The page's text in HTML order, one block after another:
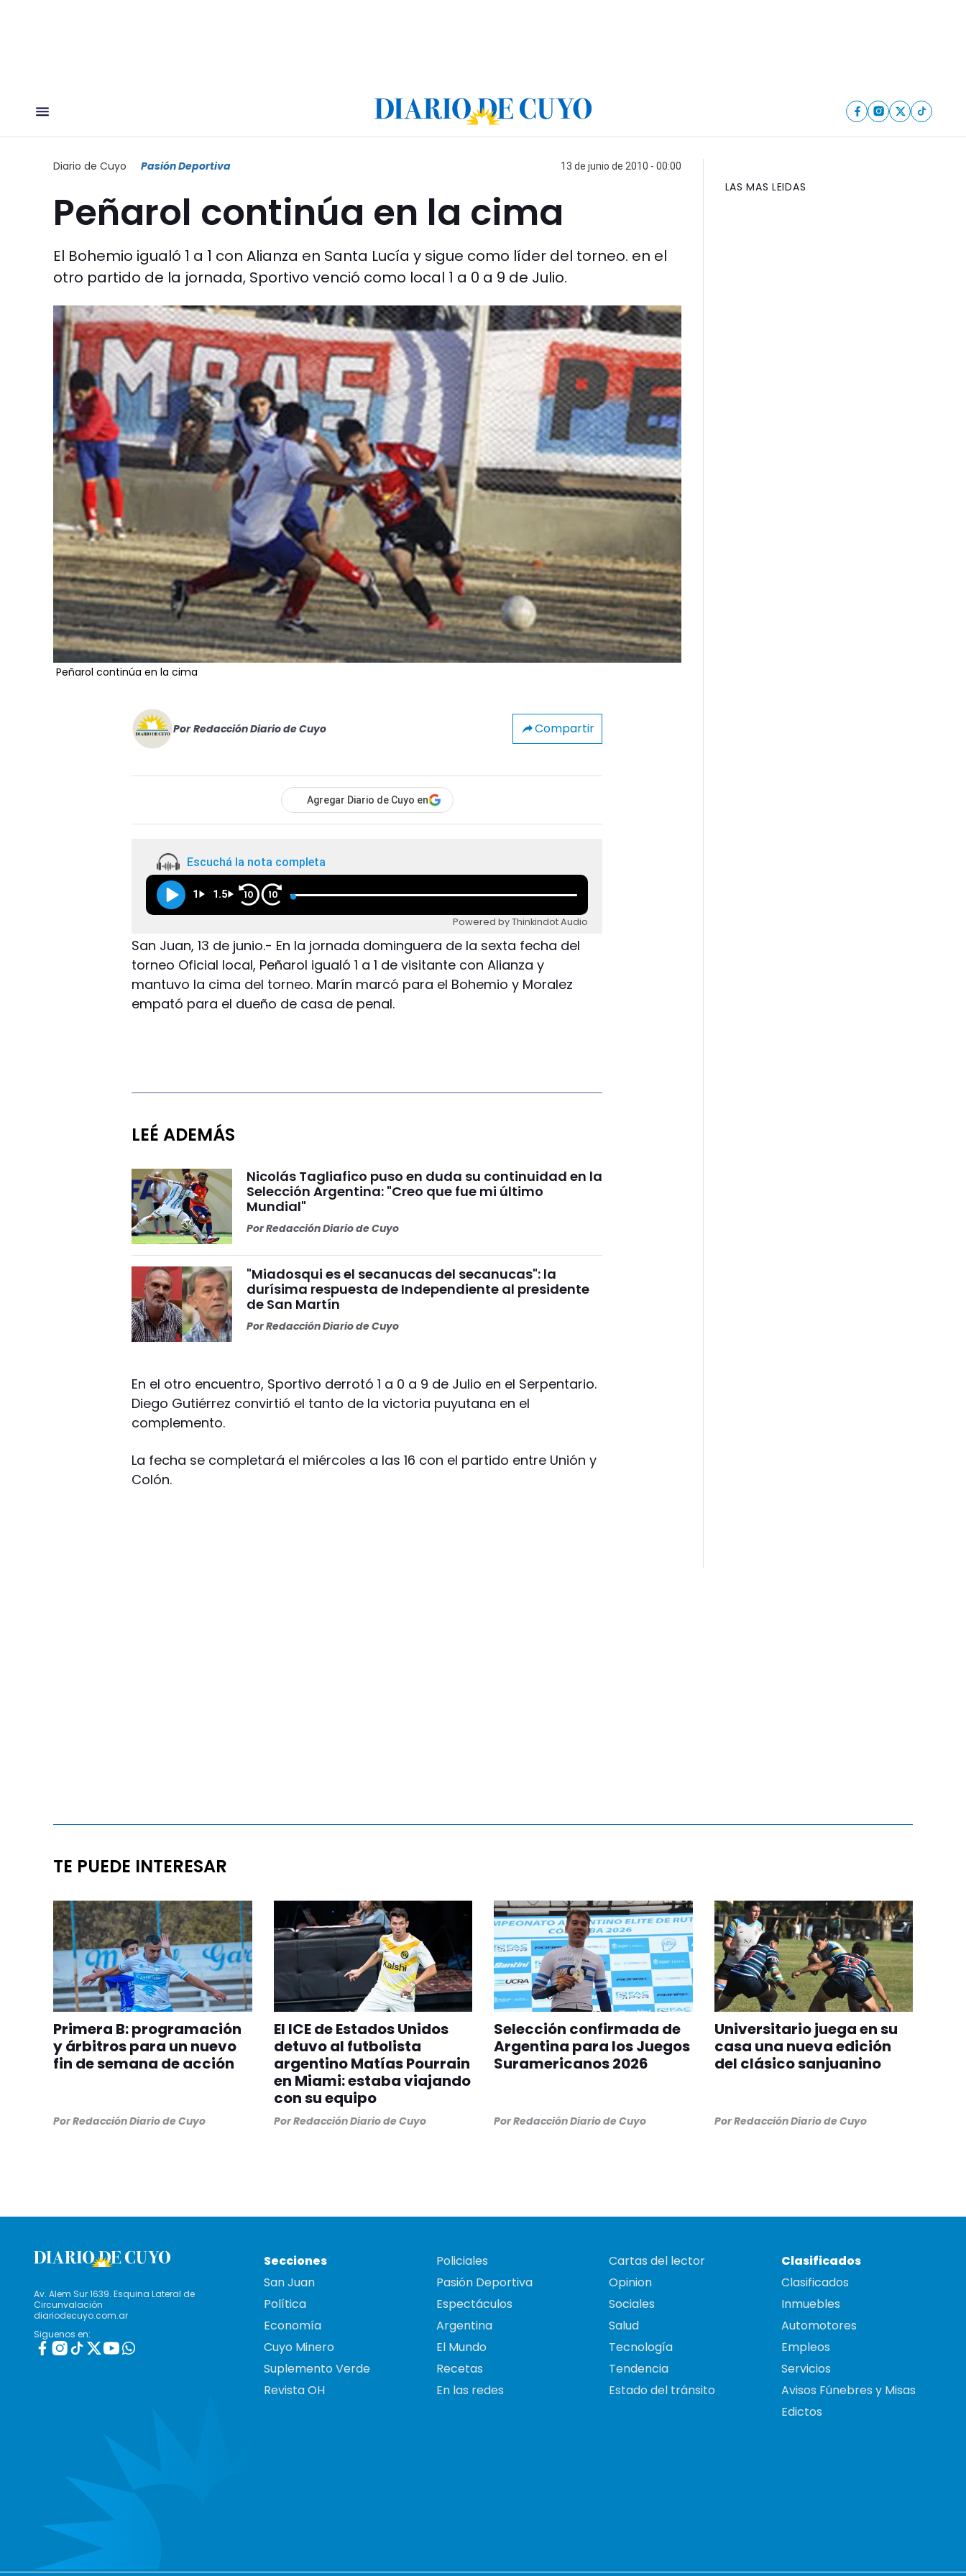
Diario de Cuyo Pasión Deportiva 13 de junio de 2010 - 00:00
Peñarol continúa en la cima
El Bohemio igualó 1 a 1 con Alianza en Santa Lucía y sigue como líder del torneo. en el
otro partido de la jornada, Sportivo venció como local 1 a 0 a 9 de Julio.
Peñarol continúa en la cima
Por Redacción Diario de Cuyo Compartir
Agregar Diario de Cuyo en
Escuchá la nota completa
1 1.5 10 10
Powered by Thinkindot Audio
San Juan, 13 de junio.- En la jornada dominguera de la sexta fecha del
torneo Oficial local, Peñarol igualó 1 a 1 de visitante con Alianza y
mantuvo la cima del torneo. Marín marcó para el Bohemio y Moralez
empató para el dueño de casa de penal.
LEÉ ADEMÁS
Nicolás Tagliafico puso en duda su continuidad en la
Selección Argentina: "Creo que fue mi último
Mundial"
PorRedacción Diario de Cuyo
"Miadosqui es el secanucas del secanucas": la
durísima respuesta de Independiente al presidente
de San Martín
PorRedacción Diario de Cuyo
En el otro encuentro, Sportivo derrotó 1 a 0 a 9 de Julio en el Serpentario.
Diego Gutiérrez convirtió el tanto de la victoria puyutana en el
complemento.
La fecha se completará el miércoles a las 16 con el partido entre Unión y
Colón.
LAS MAS LEIDAS
TE PUEDE INTERESAR
Primera B: programación
y árbitros para un nuevo
fin de semana de acción
PorRedacción Diario de Cuyo
El ICE de Estados Unidos
detuvo al futbolista
argentino Matías Pourrain
en Miami: estaba viajando
con su equipo
PorRedacción Diario de Cuyo
Selección confirmada de
Argentina para los Juegos
Suramericanos 2026
PorRedacción Diario de Cuyo
Universitario juega en su
casa una nueva edición
del clásico sanjuanino
PorRedacción Diario de Cuyo
Av. Alem Sur 1639. Esquina Lateral de
Circunvalación
diariodecuyo.com.ar
Siguenos en:
Secciones
San Juan
Política
Economía
Cuyo Minero
Suplemento Verde
Revista OH
Policiales
Pasión Deportiva
Espectáculos
Argentina
El Mundo
Recetas
En las redes
Cartas del lector
Opinion
Sociales
Salud
Tecnología
Tendencia
Estado del tránsito
Clasificados
Clasificados
Inmuebles
Automotores
Empleos
Servicios
Avisos Fúnebres y Misas
Edictos